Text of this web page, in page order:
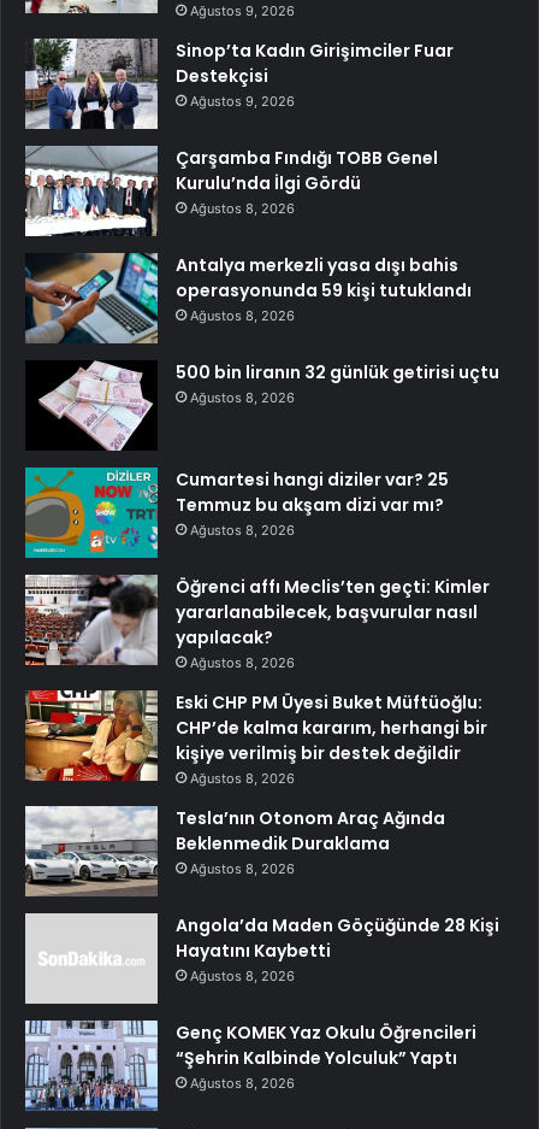
Ağustos 9, 2026
Sinop’ta Kadın Girişimciler Fuar
Destekçisi
Ağustos 9, 2026
Çarşamba Fındığı TOBB Genel
Kurulu’nda İlgi Gördü
Ağustos 8, 2026
Antalya merkezli yasa dışı bahis
operasyonunda 59 kişi tutuklandı
Ağustos 8, 2026
500 bin liranın 32 günlük getirisi uçtu
Ağustos 8, 2026
Cumartesi hangi diziler var? 25
Temmuz bu akşam dizi var mı?
Ağustos 8, 2026
Öğrenci affı Meclis’ten geçti: Kimler
yararlanabilecek, başvurular nasıl
yapılacak?
Ağustos 8, 2026
Eski CHP PM Üyesi Buket Müftüoğlu:
CHP’de kalma kararım, herhangi bir
kişiye verilmiş bir destek değildir
Ağustos 8, 2026
Tesla’nın Otonom Araç Ağında
Beklenmedik Duraklama
Ağustos 8, 2026
Angola’da Maden Göçüğünde 28 Kişi
Hayatını Kaybetti
Ağustos 8, 2026
Genç KOMEK Yaz Okulu Öğrencileri
“Şehrin Kalbinde Yolculuk” Yaptı
Ağustos 8, 2026